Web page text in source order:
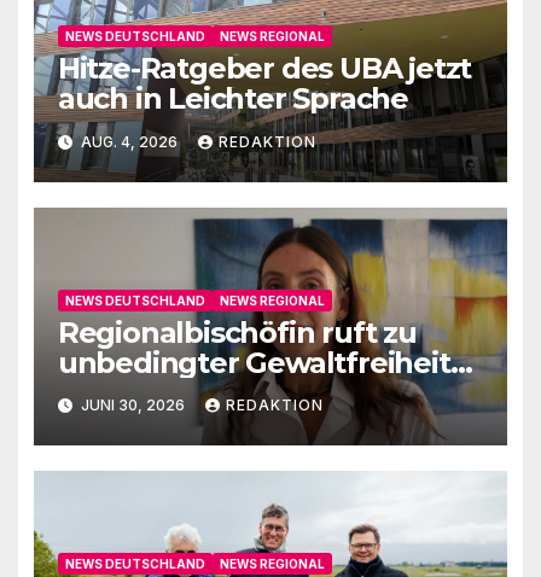
NEWS DEUTSCHLAND NEWS REGIONAL
Hitze-Ratgeber des UBA jetzt
auch in Leichter Sprache
AUG. 4, 2026 REDAKTION
NEWS DEUTSCHLAND NEWS REGIONAL
Regionalbischöfin ruft zu
unbedingter Gewaltfreiheit
aufJUNI 30, 2026 REDAKTION
NEWS DEUTSCHLAND NEWS REGIONAL